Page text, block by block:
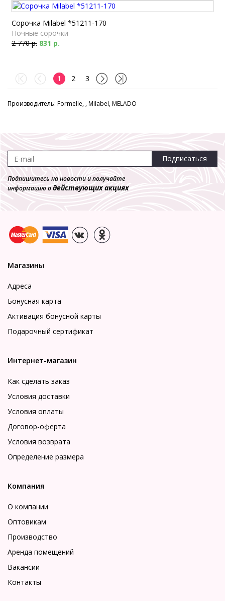
Сорочка Milabel *51211-170
Ночные сорочки
2 770 р. 831 р.
1 2 3
Производитель: Formelle, , Milabel, MELADO
Подписаться
Подпишитесь на новости и получайте
информацию одействующих акциях
Магазины
Адреса
Бонусная карта
Активация бонусной карты
Подарочный сертификат
Интернет-магазин
Как сделать заказ
Условия доставки
Условия оплаты
Договор-оферта
Условия возврата
Определение размера
Компания
О компании
Оптовикам
Производство
Аренда помещений
Вакансии
Контакты